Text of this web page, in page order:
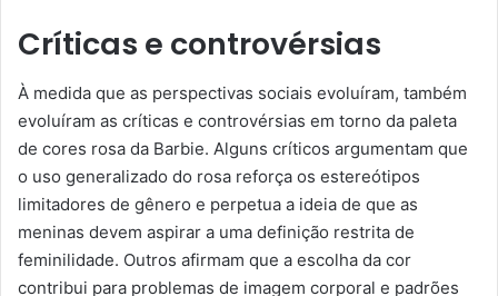
Críticas e controvérsias
À medida que as perspectivas sociais evoluíram, também
evoluíram as críticas e controvérsias em torno da paleta
de cores rosa da Barbie. Alguns críticos argumentam que
o uso generalizado do rosa reforça os estereótipos
limitadores de gênero e perpetua a ideia de que as
meninas devem aspirar a uma definição restrita de
feminilidade. Outros afirmam que a escolha da cor
contribui para problemas de imagem corporal e padrões